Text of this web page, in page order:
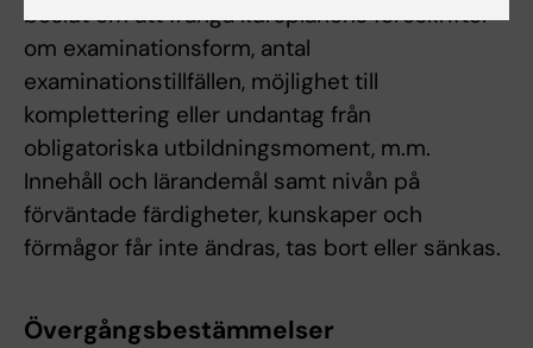
beslut om att frångå kursplanens föreskrifter
om examinationsform, antal
examinationstillfällen, möjlighet till
komplettering eller undantag från
obligatoriska utbildningsmoment, m.m.
Innehåll och lärandemål samt nivån på
förväntade färdigheter, kunskaper och
förmågor får inte ändras, tas bort eller sänkas.
Övergångsbestämmelser